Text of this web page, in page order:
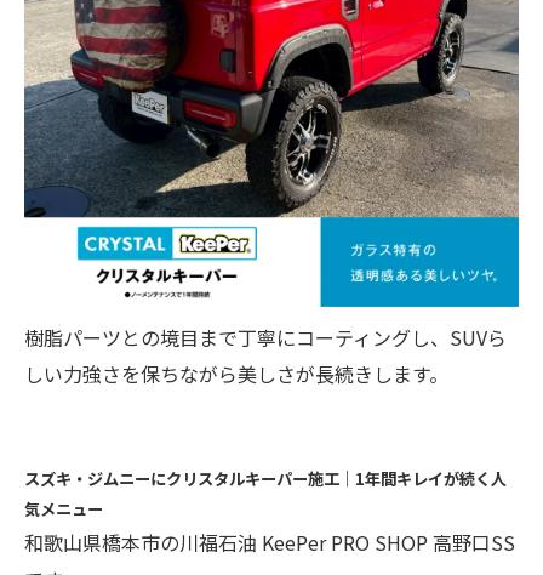
樹脂パーツとの境目まで丁寧にコーティングし、SUVら
しい力強さを保ちながら美しさが長続きします。
スズキ・ジムニーにクリスタルキーパー施工｜1年間キレイが続く人
気メニュー
和歌山県橋本市の川福石油 KeePer PRO SHOP 高野口SS